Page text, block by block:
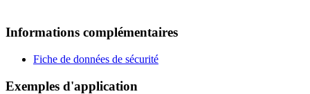
Informations complémentaires
Fiche de données de sécurité
Exemples d'application